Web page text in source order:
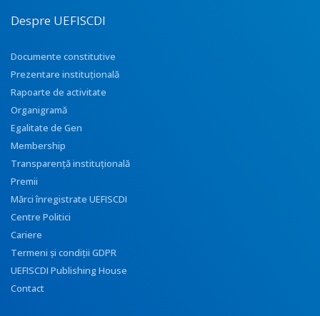
Despre UEFISCDI
Documente constitutive
Prezentare instituţională
Rapoarte de activitate
Organigramă
Egalitate de Gen
Membership
Transparenţă instituţională
Premii
Mărci înregistrate UEFISCDI
Centre Politici
Cariere
Termeni și condiții GDPR
UEFISCDI Publishing House
Contact